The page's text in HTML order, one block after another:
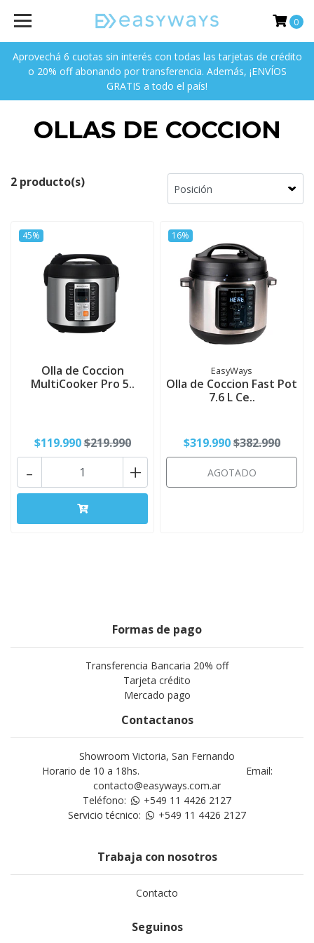
Aprovechá 6 cuotas sin interés con todas las tarjetas de crédito
o 20% off abonando por transferencia. Además, ¡ENVÍOS
GRATIS a todo el país!
0
OLLAS DE COCCION
2 producto(s)
45%
Olla de Coccion
MultiCooker Pro 5..
$119.990$219.990
+
-
16%
EasyWays
Olla de Coccion Fast Pot
7.6 L Ce..
$319.990$382.990
AGOTADO
Formas de pago
Transferencia Bancaria 20% off
Tarjeta crédito
Mercado pago
Contactanos
Showroom Victoria, San Fernando
Horario de 10 a 18hs. Email:
contacto@easyways.com.ar
Teléfono:
+549 11 4426 2127
Servicio técnico:
+549 11 4426 2127
Trabaja con nosotros
Contacto
Seguinos